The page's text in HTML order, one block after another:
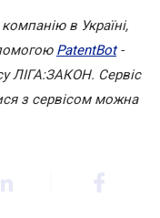
в Україні,
PatentBot-
ЛІГА:ЗАКОН. Сервіс
з сервісом можна